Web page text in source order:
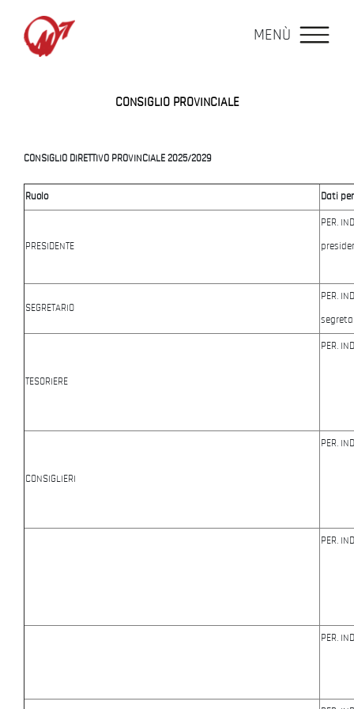
MENÙ
CONSIGLIO PROVINCIALE
CONSIGLIO DIRETTIVO PROVINCIALE 2025/2029
Ruolo Dati
PRESIDENTE
PER.
SEGRETARIO
PER.
TESORIERE
PER.
CONSIGLIERI
PER.
PER.
PER.